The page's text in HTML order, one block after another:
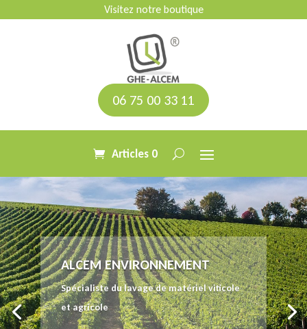
Visitez notre boutique
06 75 00 33 11
Articles 0
ALCEM ENVIRONNEMENT
Spécialiste du lavage de matériel viticole
et agricole